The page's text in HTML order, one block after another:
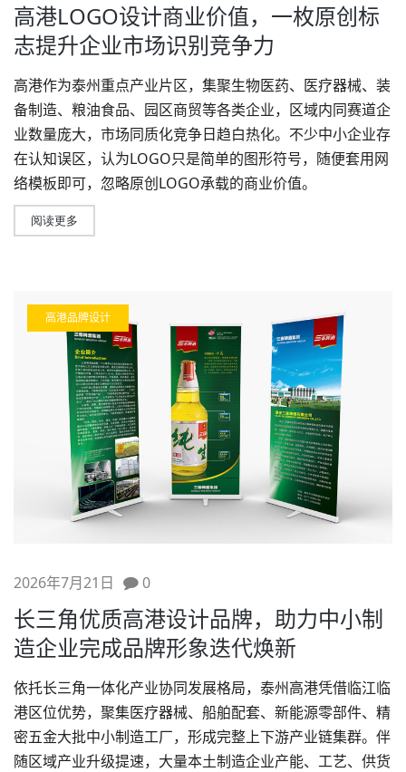
高港LOGO设计商业价值，一枚原创标
志提升企业市场识别竞争力
高港作为泰州重点产业片区，集聚生物医药、医疗器械、装
备制造、粮油食品、园区商贸等各类企业，区域内同赛道企
业数量庞大，市场同质化竞争日趋白热化。不少中小企业存
在认知误区，认为LOGO只是简单的图形符号，随便套用网
络模板即可，忽略原创LOGO承载的商业价值。
阅读更多
高港品牌设计
2026年7月21日 0
长三角优质高港设计品牌，助力中小制
造企业完成品牌形象迭代焕新
依托长三角一体化产业协同发展格局，泰州高港凭借临江临
港区位优势，聚集医疗器械、船舶配套、新能源零部件、精
密五金大批中小制造工厂，形成完整上下游产业链集群。伴
随区域产业升级提速，大量本土制造企业产能、工艺、供货